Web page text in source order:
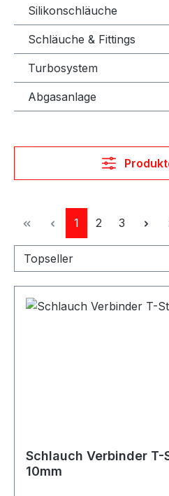
Silikonschläuche
Schläuche & Fittings
Turbosystem
Abgasanlage
Seite
1 Seite
2 Seite
3
Schlauch Verbinder T-
10mm